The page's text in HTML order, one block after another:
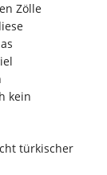
Zölle
kein
türkischer